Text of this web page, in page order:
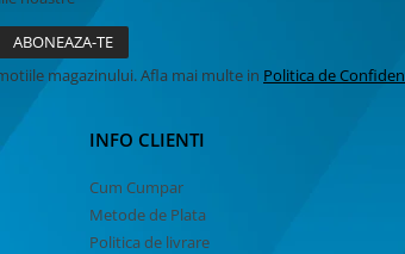
magazinului. Afla mai multe in Politica de
INFO CLIENTI
Cum Cumpar
Metode de Plata
Politica de livrare